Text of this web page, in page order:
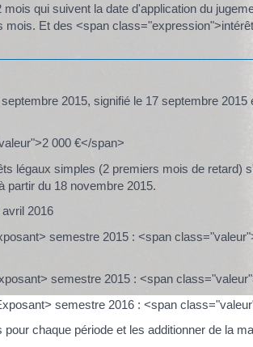
qui suivent la date d'application du
Et des <span
2015, signifié le 17 septembre 2015
000 €</span>
légaux simples (2 premiers mois de retard)
partir du 18 novembre 2015.
2016
semestre 2015 : <span
semestre 2015 : <span
semestre 2016 : <span
chaque période et les additionner de la